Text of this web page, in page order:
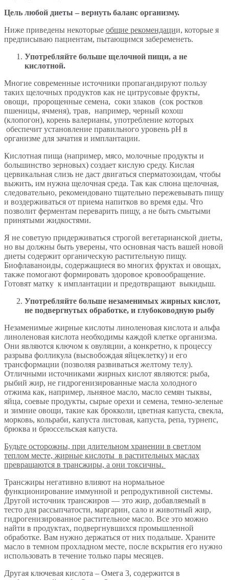
Цель любой диеты – вернуть баланс организму.
Ниже приведены некоторые общие рекомендации, которые я
предписываю пациентам, пытающимся забеременеть.
Употребляйте больше щелочной пищи, а не
кислотной.
Многие современные источники пропагандируют пользу
таких щелочных продуктов как не цитрусовые фрукты,
овощи, пророщенные семена, соки злаков (сок ростков
пшеницы, ячменя), трав, например, черный кохош
(клопогон), корень валерианы, употребление которых
обеспечит установление правильного уровень pH в
организме для зачатия и имплантации.
Кислотная пища (например, мясо, молочные продукты и
большинство зерновых) создает кислую среду. Кислая
цервикальная слизь не даст двигаться сперматозоидам, чтобы
выжить, им нужна щелочная среда. Так как слюна щелочная,
следовательно, рекомендовано тщательно пережевывать пищу
и воздерживаться от приема напитков во время еды. Что
позволит ферментам переварить пищу, а не быть смытыми
принятыми жидкостями.
Я не советую придерживаться строгой вегетарианской диеты,
но вы должны быть уверены, что основная часть вашей новой
диеты содержит органическую растительную пищу.
Биофлаваноиды, содержащиеся во многих фруктах и овощах,
также помогают формировать здоровое кровообращение.
Готовят матку к имплантации и предотвращают выкидыш.
Употребляйте больше незаменимых жирных кислот,
не подвергнутых обработке, и глубоководную рыбу
Незаменимые жирные кислоты линоленовая кислота и альфа
линоленовая кислота необходимы каждой клетке организма.
Они являются ключом к овуляции, а конкретно, к процессу
разрыва фолликула (высвобождая яйцеклетку) и его
трансформации (позволяя развиваться желтому телу).
Отличными источниками жирных кислот являются: рыба,
рыбий жир, не гидрогенизированные масла холодного
отжима как, например, льняное масло, масло семян тыквы,
яйца, соевые продукты, сырые орехи и семена, темно-зеленые
и зимние овощи, такие как брокколи, цветная капуста, свекла,
морковь, кольраби, капуста листовая, капуста, репа, турнепс,
брюква и брюссельская капуста.
Будьте осторожны, при длительном хранении в светлом
теплом месте, жирные кислоты в растительных маслах
превращаются в трансжиры, а они токсичны.
Трансжиры негативно влияют на нормальное
функционирование иммунной и репродуктивной системы.
Другой источник трансжиров — это жир, добавляемый в
тесто для рассыпчатости, маргарин, сало и животный жир,
гидрогенизированное растительное масло. Все это можно
найти в продуктах, подвергнувшихся промышленной
обработке. Вам нужно держаться от них подальше. Храните
масло в темном прохладном месте, после вскрытия его нужно
использовать в течение только пары месяцев.
Другая ключевая кислота – Омега 3, содержится в